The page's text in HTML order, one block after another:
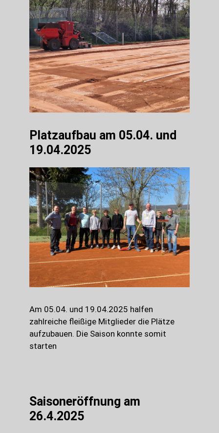
Platzaufbau am 05.04. und
19.04.2025
Am 05.04. und 19.04.2025 halfen
zahlreiche fleißige Mitglieder die Plätze
aufzubauen. Die Saison konnte somit
starten
Saisoneröffnung am
26.4.2025